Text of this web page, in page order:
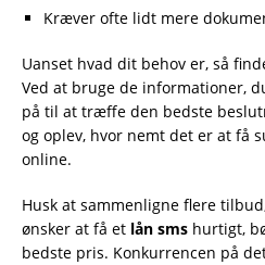
Kræver ofte lidt mere
Uanset hvad dit behov er, så
Ved at bruge de informationer,
på til at træffe den bedste
og oplev, hvor nemt det er at få
online.
Husk at sammenligne flere
ønsker at få et lån sms hurtigt,
bedste pris. Konkurrencen på